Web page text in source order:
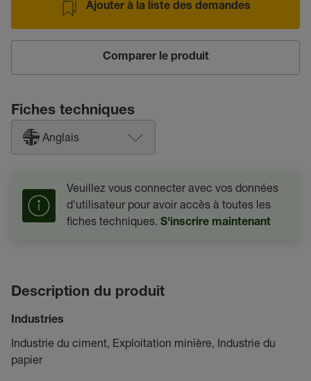
Ajouter à la liste des demandes
Comparer le produit
Fiches techniques
Anglais
Veuillez vous connecter avec vos données
d'utilisateur pour avoir accès à toutes les
fiches techniques. S'inscrire maintenant
Description du produit
Industries
Industrie du ciment, Exploitation minière, Industrie du
papier